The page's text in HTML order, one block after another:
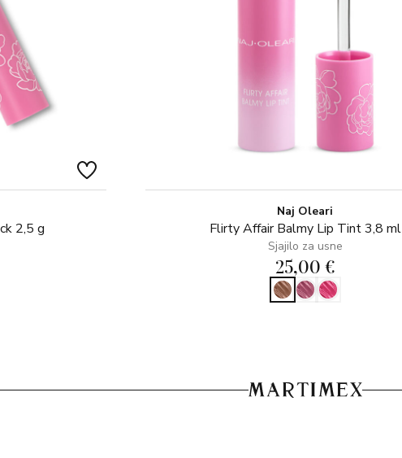
2,5 g
Naj Oleari
Flirty Affair Balmy Lip Tint 3,8 ml
Sjajilo za usne
25,00 €